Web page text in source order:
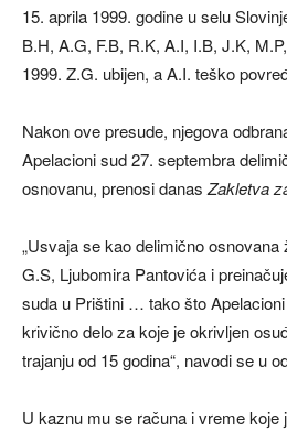
15. aprila 1999. godine u selu
B.H, A.G, F.B, R.K, A.I, I.B, J.K,
1999. Z.G. ubijen, a A.I. teško
Nakon ove presude, njegova
Apelacioni sud 27. septembra
osnovanu, prenosi danas Zakletva
„Usvaja se kao delimično
G.S, Ljubomira Pantovića i
suda u Prištini … tako što
krivično delo za koje je okrivljen
trajanju od 15 godina“, navodi se u
U kaznu mu se računa i vreme koje